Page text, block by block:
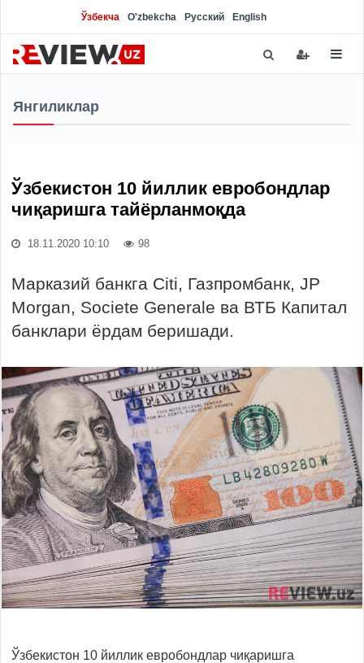
Ўзбекча O'zbekcha Русский English
Янгиликлар
Ўзбекистон 10 йиллик евробондлар
чиқаришга тайёрланмоқда
18.11.2020 10:10 98
Марказий банкга Citi, Газпромбанк, JP
Morgan, Societe Generale ва ВТБ Капитал
банклари ёрдам беришади.
Ўзбекистон 10 йиллик евробондлар чиқаришга